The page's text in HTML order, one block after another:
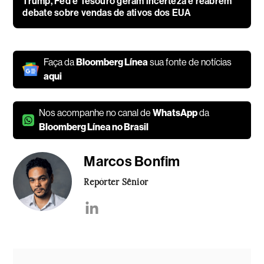
debate sobre vendas de ativos dos EUA
Faça daBloomberg Línea sua fonte de notícias
aqui
Nos acompanhe no canal deWhatsAppda
Bloomberg Línea no Brasil
Marcos Bonfim
Repórter Sênior